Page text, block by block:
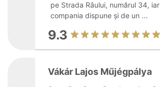
pe Strada Râului, numărul 34, iar
compania dispune și de un ...
9.3
Vákár Lajos Műjégpálya